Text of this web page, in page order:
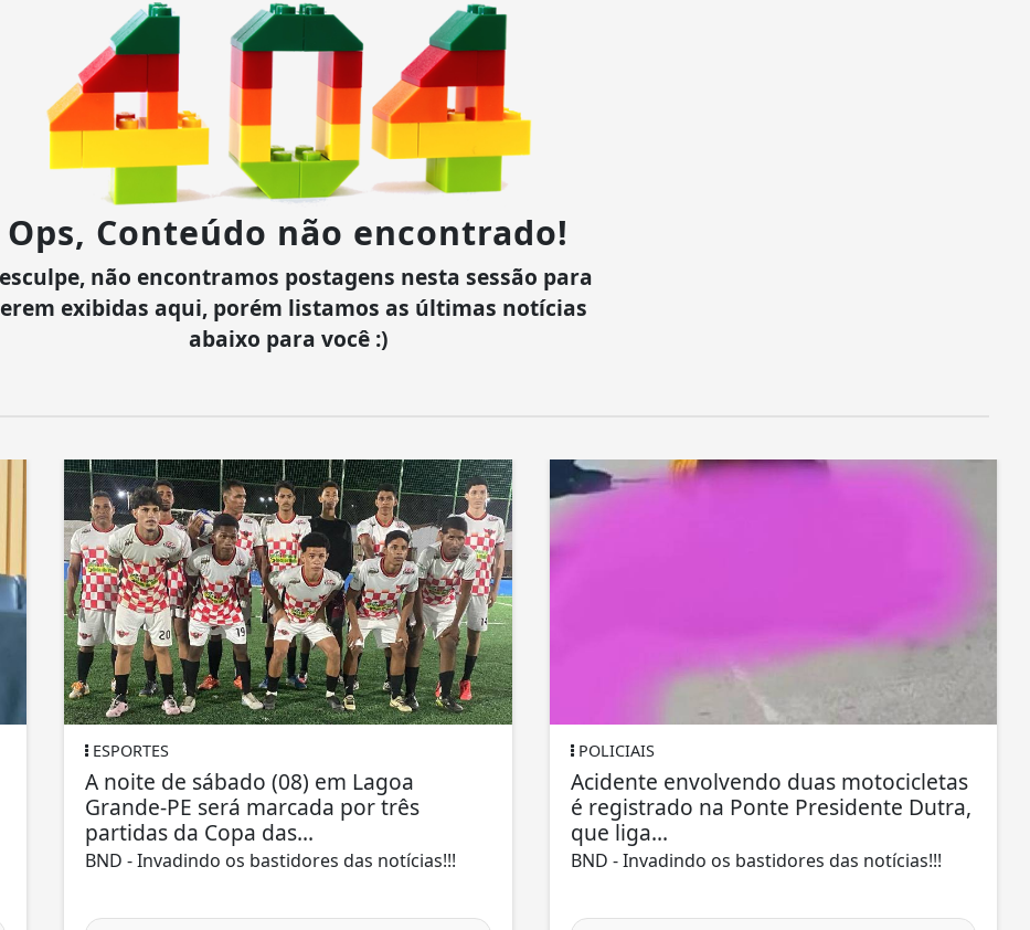
Ops, Conteúdo não encontrado!
não encontramos postagens nesta sessão para
exibidas aqui, porém listamos as últimas notícias
abaixo para você :)
ESPORTES
A noite de sábado (08) em Lagoa
Grande-PE será marcada por três
partidas da Copa das...
BND - Invadindo os bastidores das notícias!!!
POLICIAIS
Acidente envolvendo duas motocicletas
é registrado na Ponte Presidente Dutra,
que liga...
BND - Invadindo os bastidores das notícias!!!